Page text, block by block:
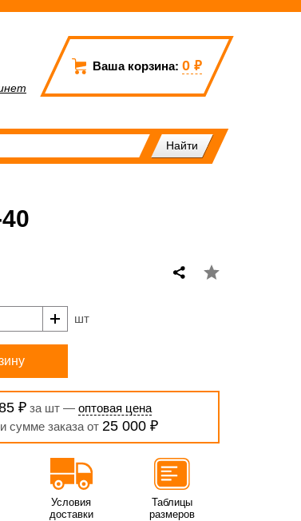
Ваша корзина: 0 ₽
шт
₽ за шт —оптовая цена
сумме заказа от 25 000 ₽
Условия
доставки
Таблицы
размеров